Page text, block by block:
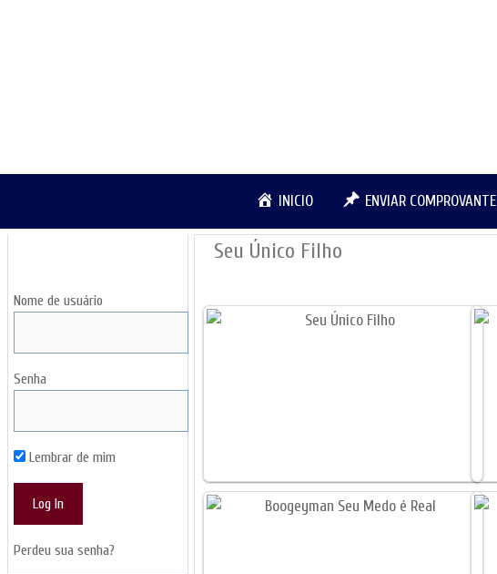
INICIO ENVIAR COMPROVANTE
Seu Único Filho
Nome de usuário
Senha
Lembrar de mim
Perdeu sua senha?